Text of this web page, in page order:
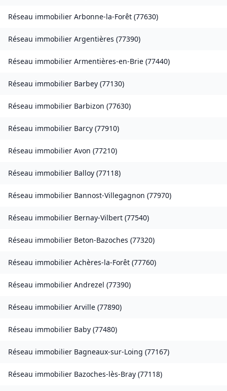
Réseau immobilier Arbonne-la-Forêt (77630)
Réseau immobilier Argentières (77390)
Réseau immobilier Armentières-en-Brie (77440)
Réseau immobilier Barbey (77130)
Réseau immobilier Barbizon (77630)
Réseau immobilier Barcy (77910)
Réseau immobilier Avon (77210)
Réseau immobilier Balloy (77118)
Réseau immobilier Bannost-Villegagnon (77970)
Réseau immobilier Bernay-Vilbert (77540)
Réseau immobilier Beton-Bazoches (77320)
Réseau immobilier Achères-la-Forêt (77760)
Réseau immobilier Andrezel (77390)
Réseau immobilier Arville (77890)
Réseau immobilier Baby (77480)
Réseau immobilier Bagneaux-sur-Loing (77167)
Réseau immobilier Bazoches-lès-Bray (77118)